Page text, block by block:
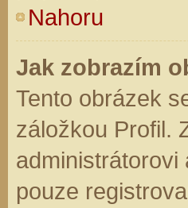
Nahoru
Jak zobrazím
Tento obrázek
záložkou Profil.
administrátorovi
pouze